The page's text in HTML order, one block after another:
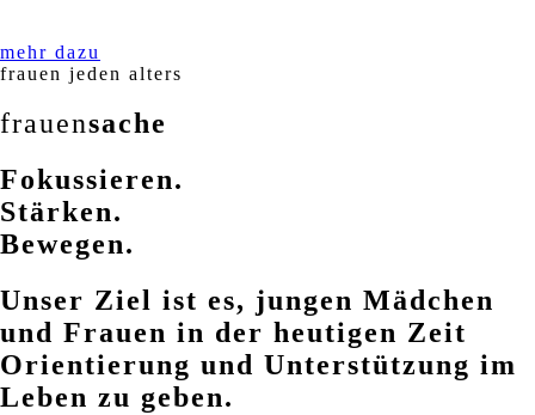
mehr dazu
frauen jeden alters
frauensache
Fokussieren.
Stärken.
Bewegen.
Unser Ziel ist es, jungen Mädchen
und Frauen in der heutigen Zeit
Orientierung und Unterstützung im
Leben zu geben.